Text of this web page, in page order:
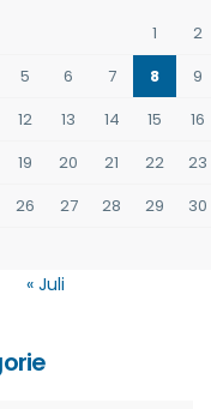
1
2
5 6 7 8
9
12 13 14 15
16
19 20 21 22
23
26 27 28 29
30
« Juli